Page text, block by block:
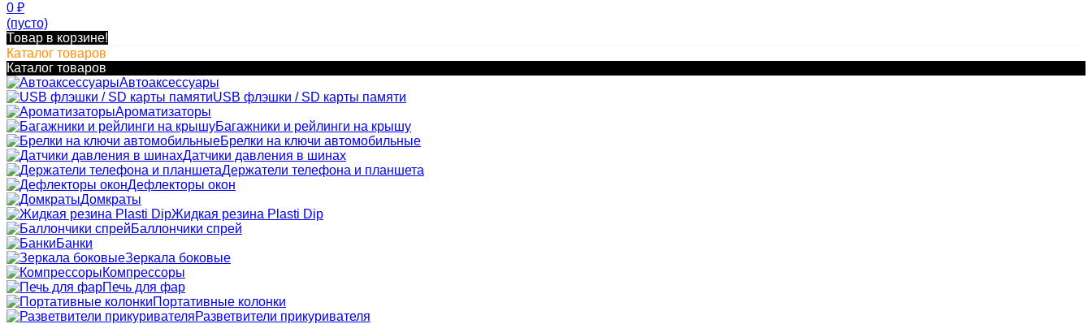
0 ₽
(пусто)
Товар в корзине!
Каталог товаров
Каталог товаров
Автоаксессуары
USB флэшки / SD карты памяти
Ароматизаторы
Багажники и рейлинги на крышу
Брелки на ключи автомобильные
Датчики давления в шинах
Держатели телефона и планшета
Дефлекторы окон
Домкраты
Жидкая резина Plasti Dip
Баллончики спрей
Банки
Зеркала боковые
Компрессоры
Печь для фар
Портативные колонки
Разветвители прикуривателя